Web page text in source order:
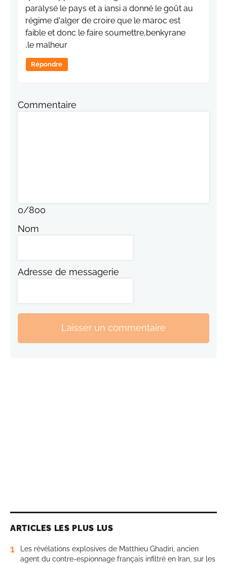
paralysé le pays et a iansi a donné le goût au
régime d'alger de croire que le maroc est
faible et donc le faire soumettre,benkyrane
,le malheur
Répondre
Commentaire
0/800
Nom
Adresse de messagerie
Laisser un commentaire
ARTICLES LES PLUS LUS
1
Les révélations explosives de Matthieu Ghadiri, ancien
agent du contre-espionnage français infiltré en Iran, sur les